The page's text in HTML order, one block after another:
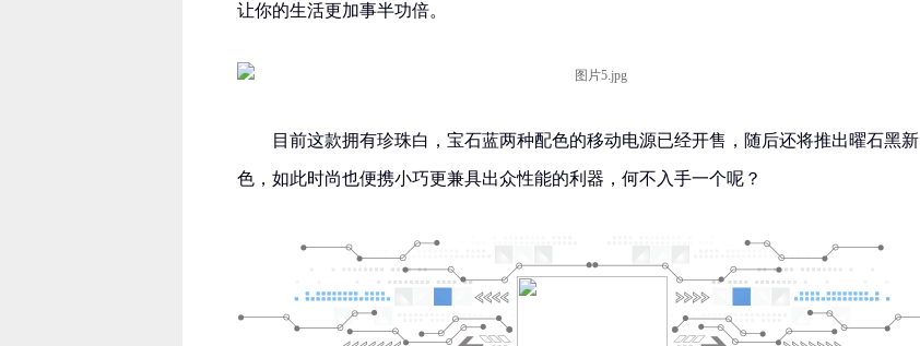
让你的生活更加事半功倍。
目前这款拥有珍珠白，宝石蓝两种配色的移动电源已经开售，随后还将推出曜石黑新
色，如此时尚也便携小巧更兼具出众性能的利器，何不入手一个呢？